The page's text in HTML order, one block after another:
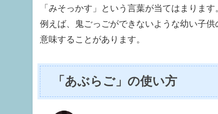
「みそっかす」という言葉が当てはまります
例えば、鬼ごっごができないような幼い子
意味することがあります。
「あぶらご」の使い方